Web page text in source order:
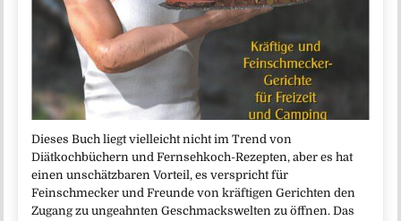
Dieses Buch liegt vielleicht nicht im Trend von
Diätkochbüchern und Fernsehkoch-Rezepten, aber es hat
einen unschätzbaren Vorteil, es verspricht für
Feinschmecker und Freunde von kräftigen Gerichten den
Zugang zu ungeahnten Geschmackswelten zu öffnen. Das